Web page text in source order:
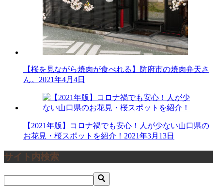
【桜を見ながら焼肉が食べれる】防府市の焼肉弁天さ
ん。 2021年4月4日
【2021年版】コロナ禍でも安心！人が少ない山口県の
お花見・桜スポットを紹介！ 2021年3月13日
サイト内検索